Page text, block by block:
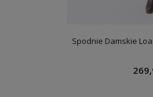
Spodnie Damskie